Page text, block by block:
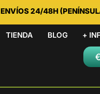
24/48H
TIENDA BLOG +